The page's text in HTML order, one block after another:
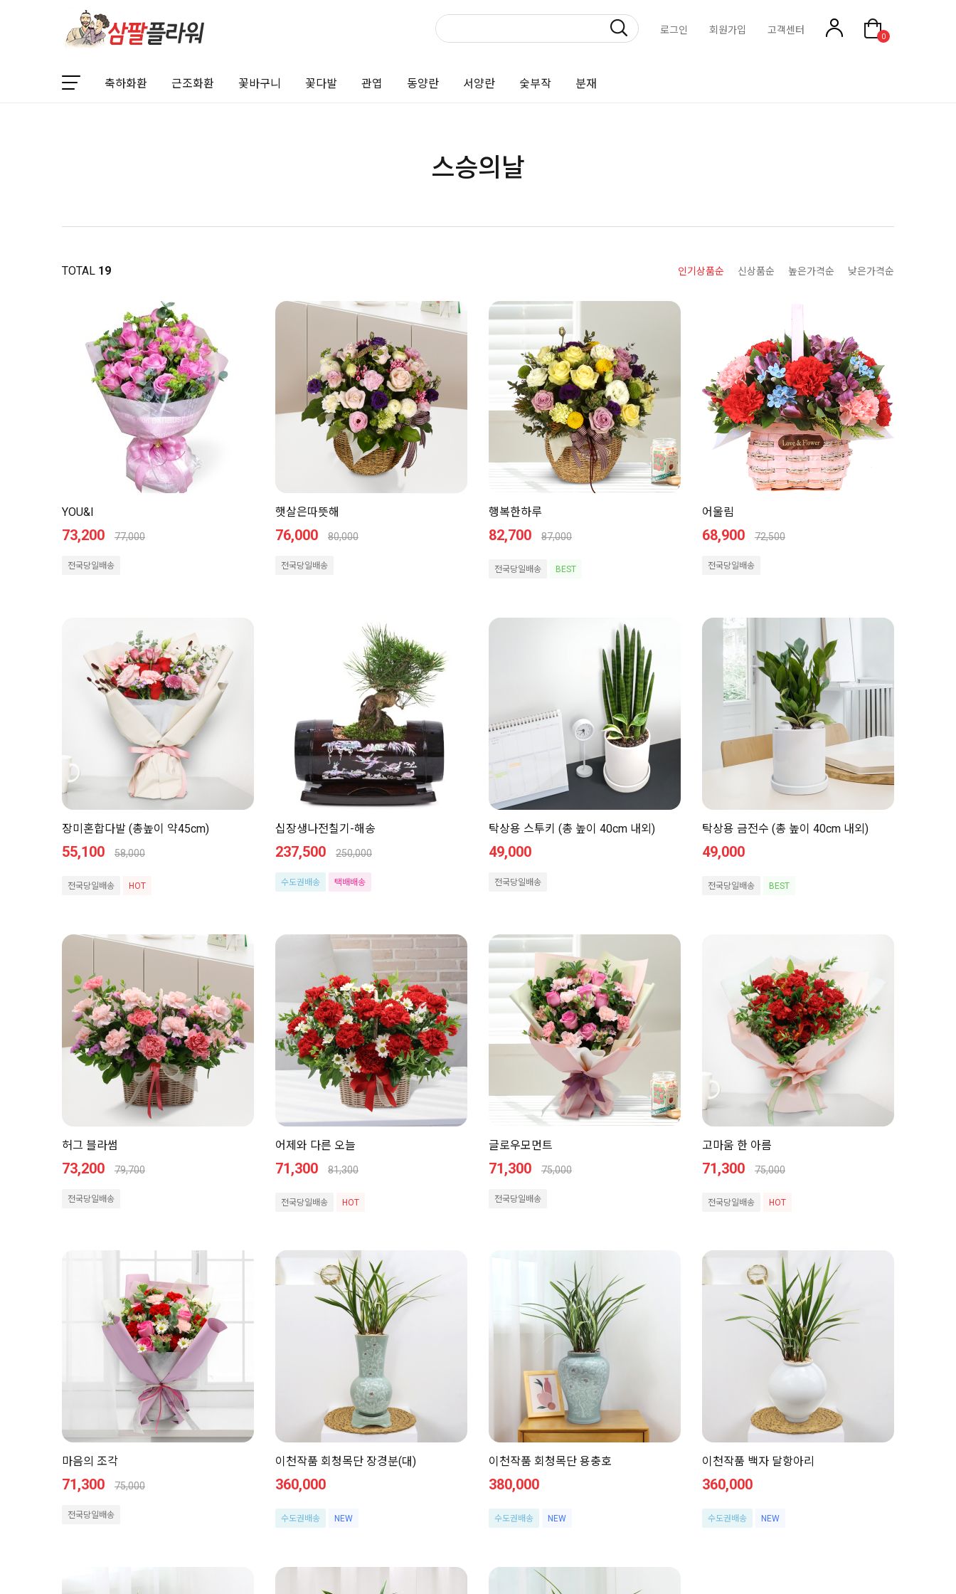
로그인 회원가입 고객센터
0
축하화환 근조화환 꽃바구니 꽃다발 관엽 동양란 서양란 숯부작 분재
스승의날
TOTAL 19 인기상품순 신상품순 높은가격순 낮은가격순
YOU&I
73,200 77,000
전국당일배송
햇살은따뜻해
76,000 80,000
전국당일배송
행복한하루
82,700 87,000
전국당일배송 BEST
어울림
68,900 72,500
전국당일배송
장미혼합다발 (총높이 약45cm)
55,100 58,000
전국당일배송 HOT
십장생나전칠기-해송
237,500 250,000
수도권배송 택배배송
탁상용 스투키 (총 높이 40cm 내외)
49,000
전국당일배송
탁상용 금전수 (총 높이 40cm 내외)
49,000
전국당일배송 BEST
허그 블라썸
73,200 79,700
전국당일배송
어제와 다른 오늘
71,300 81,300
전국당일배송 HOT
글로우모먼트
71,300 75,000
전국당일배송
고마움 한 아름
71,300 75,000
전국당일배송 HOT
마음의 조각
71,300 75,000
전국당일배송
이천작품 회청목단 장경분(대)
360,000
수도권배송 NEW
이천작품 회청목단 용충호
380,000
수도권배송 NEW
이천작품 백자 달항아리
360,000
수도권배송 NEW